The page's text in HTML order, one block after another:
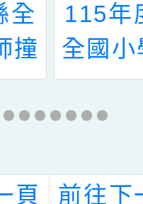
全
撞
115年
全國
錦
頁 前往下